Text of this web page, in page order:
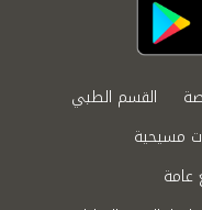
القسم الطبي
مسيحية
عامة